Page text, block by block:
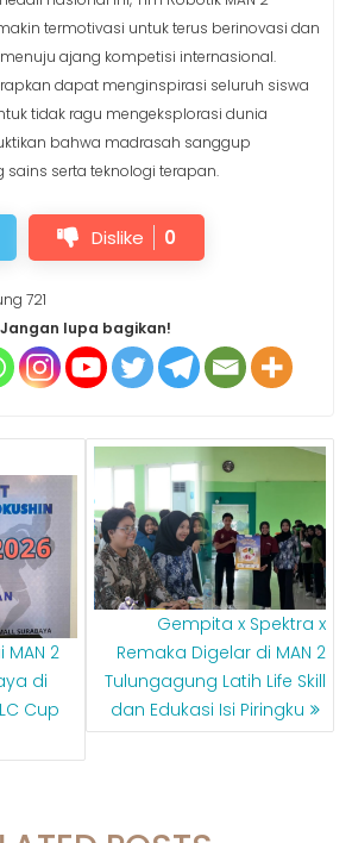
termotivasi untuk terus berinovasi dan
ajang kompetisi internasional.
dapat menginspirasi seluruh siswa
tidak ragu mengeksplorasi dunia
bahwa madrasah sanggup
serta teknologi terapan.
Dislike 0
721
Jangan lupa bagikan!
2
di
Cup
Gempita x Spektra x
Remaka Digelar di MAN 2
Tulungagung Latih Life Skill
dan Edukasi Isi Piringku